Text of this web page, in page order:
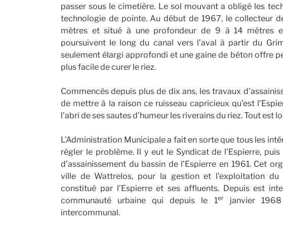
passer sous le cimetière. Le sol mouvant a obligé les
technologie de pointe. Au début de 1967, le collecteur
mètres et situé à une profondeur de 9 à 14 mètres
poursuivent le long du canal vers l’aval à partir du
seulement élargi approfondi et une gaine de béton offre
plus facile de curer le riez.
Commencés depuis plus de dix ans, les travaux
de mettre à la raison ce ruisseau capricieux qu’est
l’abri de ses sautes d’humeur les riverains du riez. Tout est
L’Administration Municipale a fait en sorte que tous les
régler le problème. Il y eut le Syndicat de l’Espierre,
d’assainissement du bassin de l’Espierre en 1961. Cet
ville de Wattrelos, pour la gestion et l’exploitation du
constitué par l’Espierre et ses affluents. Depuis est
communauté urbaine qui depuis le 1erjanvier 1968
intercommunal.